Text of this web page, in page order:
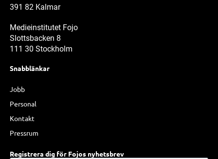
391 82 Kalmar
Medieinstitutet Fojo
Slottsbacken 8
111 30 Stockholm
Snabblänkar
Jobb
Personal
Kontakt
Pressrum
Registrera dig för Fojos nyhetsbrev